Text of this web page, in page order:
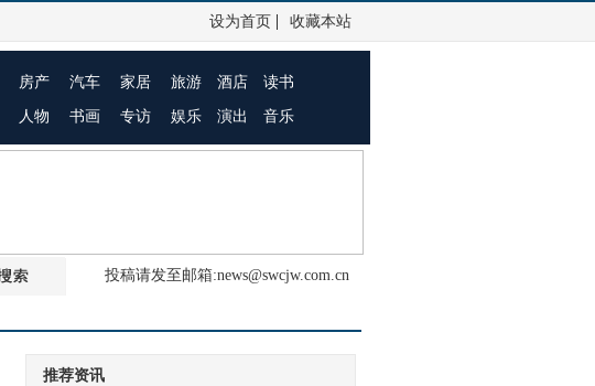
设为首页| 收藏本站
房产 汽车 家居 旅游 酒店 读书
人物 书画 专访 娱乐 演出 音乐
投稿请发至邮箱:news@swcjw.com.cn
推荐资讯